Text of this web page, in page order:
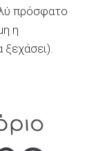
πρόσφατο
η